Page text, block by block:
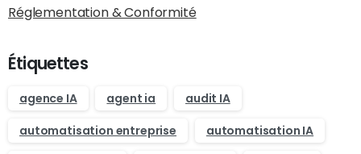
Réglementation & Conformité
Étiquettes
agence IA agent ia
audit IA
automatisation entreprise
automatisation IA